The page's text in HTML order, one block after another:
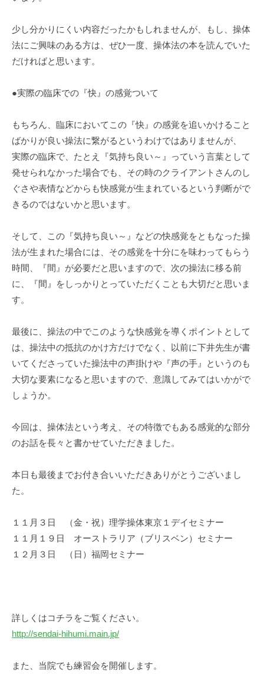
少し分かりにくい内容だったかもしれませんが、もし、操体
法にご興味のある方は、ぜひ一度、操体法の本を読んでいた
だければと思います。
●実際の臨床での『快』の感覚ついて
もちろん、臨床においてこの『快』の感覚を追いかけること
ばかりが良い操法に繋がるというわけではありませんが、
実際の臨床で、たとえ『気持ち良い～』っていう言葉として
発せられなかった場合でも、その時のクライアントさんのし
ぐさや表情などからも快感覚が生まれているという判断がで
きるのではないかと思います。
そして、この『気持ち良い～』などの快感覚をともなった操
法が生まれた場合には、その感覚を十分にを味わってもらう
時間、『間』が必要だと思いますので、次の操法に移る前
に、『間』をしっかりとっていただくことも大切だと思いま
す。
最後に、操法の中でこのような快感覚を導くポイントとして
は、操法中の抵抗のかけ方だけでなく、以前に下井先生が書
いてくださっていた操法中の声掛けや『声の手』というのも
大切な要素になると思いますので、意識してみてはいかがで
しょうか。
今回は、操体法という考え、その特徴でもある感覚的な部分
のお話を長々と書かせていただきました。
本日も最後までお付き合いいただきありがとうございまし
た。
１１月３日 （金・祝）理学操体東京１デイセミナー
１１月１９日 オーストラリア（ブリスベン）セミナー
１２月３日 （日）福岡セミナー
詳しくはコチラをご覧ください。
http://sendai-hihumi.main.jp/
また、当院でも練習会を開催します。